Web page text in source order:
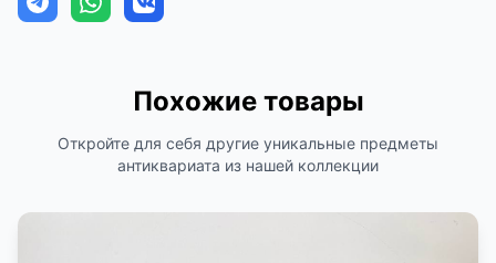
Похожие товары
Откройте для себя другие уникальные предметы
антиквариата из нашей коллекции